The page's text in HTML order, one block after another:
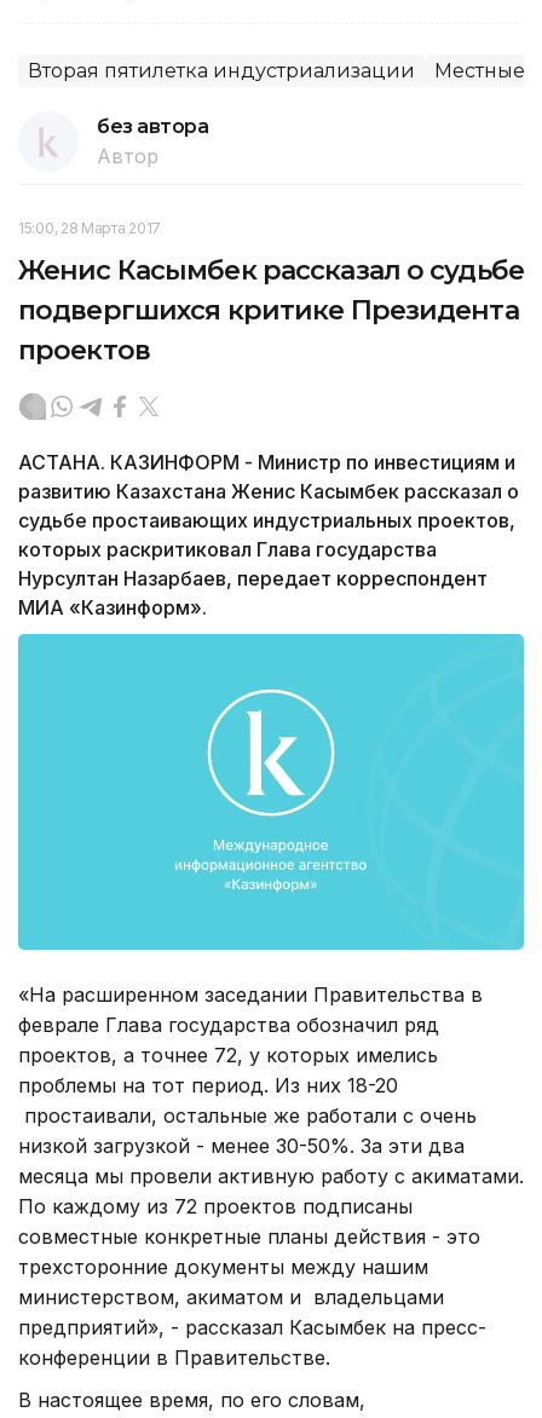
Вторая пятилетка индустриализации Местные
без автора
Автор
15:00, 28 Марта 2017
Женис Касымбек рассказал о судьбе
подвергшихся критике Президента
проектов
АСТАНА. КАЗИНФОРМ - Министр по инвестициям и
развитию Казахстана Женис Касымбек рассказал о
судьбе простаивающих индустриальных проектов,
которых раскритиковал Глава государства
Нурсултан Назарбаев, передает корреспондент
МИА «Казинформ».
«На расширенном заседании Правительства в
феврале Глава государства обозначил ряд
проектов, а точнее 72, у которых имелись
проблемы на тот период. Из них 18-20
простаивали, остальные же работали с очень
низкой загрузкой - менее 30-50%. За эти два
месяца мы провели активную работу с акиматами.
По каждому из 72 проектов подписаны
совместные конкретные планы действия - это
трехсторонние документы между нашим
министерством, акиматом и владельцами
предприятий», - рассказал Касымбек на пресс-
конференции в Правительстве.
В настоящее время, по его словам,